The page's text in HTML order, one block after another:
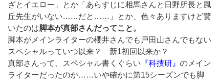
ざとイエロー」とか「あらすじに相馬さんと日野所長と風
丘先生がいない……だと……」とか、色々ありますけど驚
いたのは脚本が真部さんだってこと。
脚本がメインライターの櫻井さんでも戸田山さんでもない
スペシャルっていつ以来？ 新1初回以来か？
真部さんって、スペシャル書くぐらい 『科捜研』 のメイン
ライターだったのか……いや確かに第15シーズンでも脚